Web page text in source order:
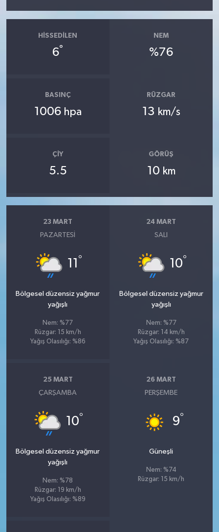
HISSEDILEN
6°
NEM
%76
BASINÇ
1006 hpa
RÜZGAR
13 km/s
ÇIY
5.5
GÖRÜŞ
10 km
23 MART
PAZARTESI
11 °
Bölgesel düzensiz yağmur
yağışlı
Nem: %77
Rüzgar: 15 km/h
Yağış Olasılığı: %86
24 MART
SALI
10°
Bölgesel düzensiz yağmur
yağışlı
Nem: %77
Rüzgar: 14 km/h
Yağış Olasılığı: %87
25 MART
ÇARŞAMBA
10°
Bölgesel düzensiz yağmur
yağışlı
Nem: %78
Rüzgar: 19 km/h
Yağış Olasılığı: %89
26 MART
PERŞEMBE
9°
Güneşli
Nem: %74
Rüzgar: 15 km/h